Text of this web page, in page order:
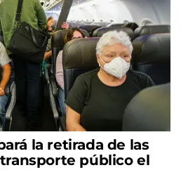
la retirada de las
público el